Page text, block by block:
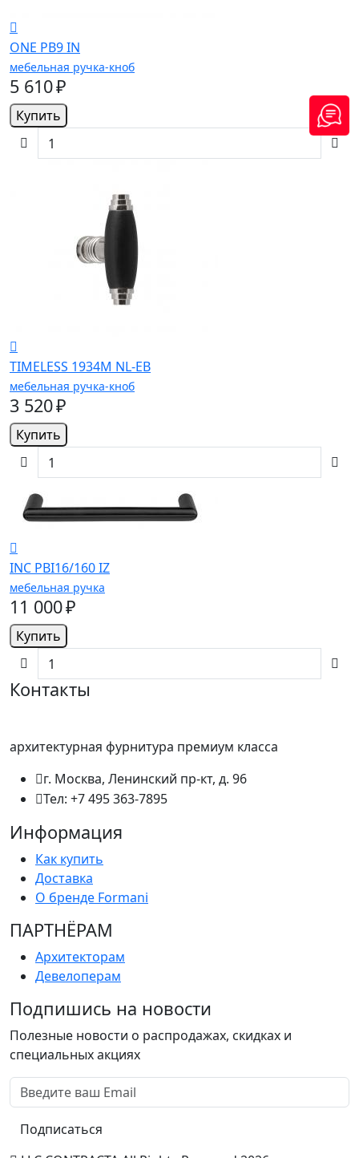
ONE PB9 IN
мебельная ручка-кноб
5 610 ₽
Купить
TIMELESS 1934M NL-EB
мебельная ручка-кноб
3 520 ₽
Купить
INC PBI16/160 IZ
мебельная ручка
11 000 ₽
Купить
Контакты
архитектурная фурнитура премиум класса
г. Москва, Ленинский пр-кт, д. 96
Тел: +7 495 363-7895
Информация
Как купить
Доставка
О бренде Formani
ПАРТНËРАМ
Архитекторам
Девелоперам
Подпишись на новости
Полезные новости о распродажах, скидках и
специальных акциях
Подписаться